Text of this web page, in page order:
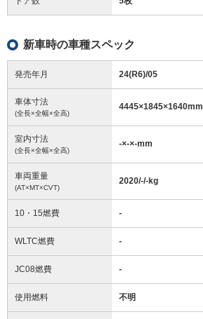
新車時の車種スペック
発売年月 24(R6)/05
車体寸法
(全長×全幅×全高)
4445×1845×1640mm
室内寸法
(全長×全幅×全高)
-×-×-mm
車両重量
(AT×MT×CVT)
2020/-/-kg
10・15燃費 -
WLTC燃費 -
JC08燃費 -
使用燃料 不明